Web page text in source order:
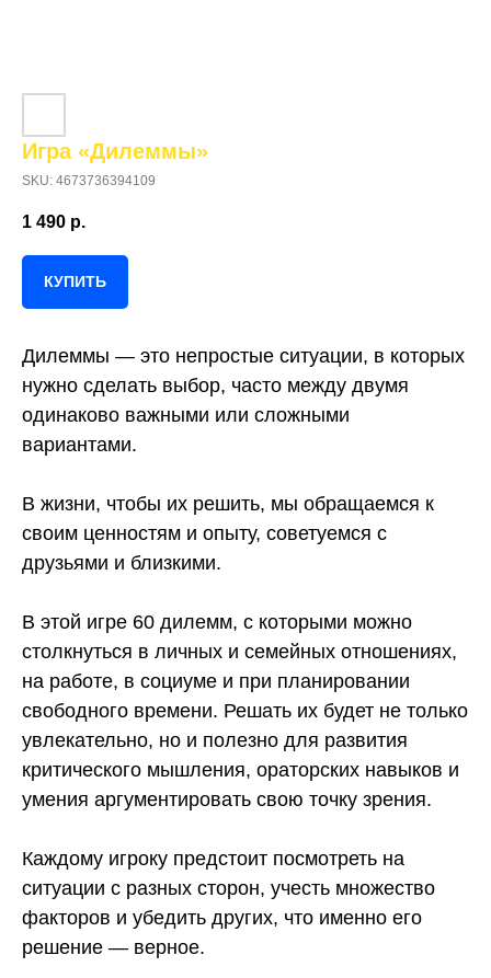
Игра «Дилеммы»
SKU: 4673736394109
1 490 р.
КУПИТЬ
Дилеммы — это непростые ситуации, в которых
нужно сделать выбор, часто между двумя
одинаково важными или сложными
вариантами.
В жизни, чтобы их решить, мы обращаемся к
своим ценностям и опыту, советуемся с
друзьями и близкими.
В этой игре 60 дилемм, с которыми можно
столкнуться в личных и семейных отношениях,
на работе, в социуме и при планировании
свободного времени. Решать их будет не только
увлекательно, но и полезно для развития
критического мышления, ораторских навыков и
умения аргументировать свою точку зрения.
Каждому игроку предстоит посмотреть на
ситуации с разных сторон, учесть множество
факторов и убедить других, что именно его
решение — верное.